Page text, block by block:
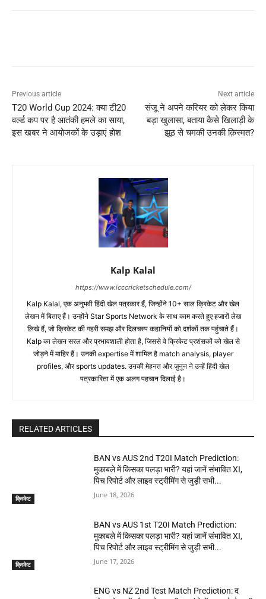
Previous article
T20 World Cup 2024: क्या टी20
वर्ल्ड कप पर है आतंकी हमले का साया,
इस खबर ने आयोजकों के उड़ाएं होश
Next article
संजू ने अपने करियर को लेकर किया
बड़ा खुलासा, बताया कैसे खिलाड़ी के
झूठ से चमकी उनकी क़िस्मत?
Kalp Kalal
https://www.icccricketschedule.com/
Kalp Kalal, एक अनुभवी हिंदी खेल पत्रकार हैं, जिन्होंने 10+ साल क्रिकेट और खेल
लेखन में बिताए हैं। उन्होंने Star Sports Network के साथ काम करते हुए हजारों लेख
लिखे हैं, जो क्रिकेट की गहरी समझ और दिलचस्प कहानियों को दर्शकों तक पहुंचाते हैं।
Kalp का लेखन सरल और प्रभावशाली होता है, जिससे वे क्रिकेट प्रशंसकों को खेल से
जोड़ने में माहिर हैं। उनकी expertise में शामिल है match analysis, player
profiles, और sports updates. उनकी मेहनत और जुनून ने उन्हें हिंदी खेल
पत्रकारिता में एक अलग पहचान दिलाई है।
RELATED ARTICLES
क्रिकेट
BAN vs AUS 2nd T20I Match Prediction:
मुकाबले में किसका पलड़ा भारी? यहां जानें संभावित XI,
पिच रिपोर्ट और लाइव स्ट्रीमिंग से जुड़ी सभी...
June 18, 2026
क्रिकेट
BAN vs AUS 1st T20I Match Prediction:
मुकाबले में किसका पलड़ा भारी? यहां जानें संभावित XI,
पिच रिपोर्ट और लाइव स्ट्रीमिंग से जुड़ी सभी...
June 17, 2026
ENG vs NZ 2nd Test Match Prediction: द